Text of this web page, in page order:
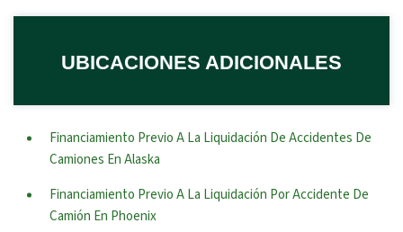
UBICACIONES ADICIONALES
Financiamiento Previo A La Liquidación De Accidentes De
Camiones En Alaska
Financiamiento Previo A La Liquidación Por Accidente De
Camión En Phoenix